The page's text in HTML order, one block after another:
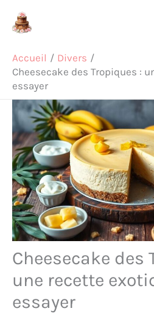
Accueil
Divers
Cheesecake des Tropiques :
essayer
Cheesecake des
une recette
essayer
Rechercher